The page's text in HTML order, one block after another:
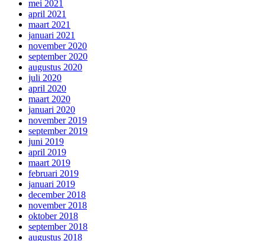
mei 2021
april 2021
maart 2021
januari 2021
november 2020
september 2020
augustus 2020
juli 2020
april 2020
maart 2020
januari 2020
november 2019
september 2019
juni 2019
april 2019
maart 2019
februari 2019
januari 2019
december 2018
november 2018
oktober 2018
september 2018
augustus 2018